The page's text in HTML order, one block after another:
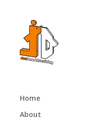
Home
About